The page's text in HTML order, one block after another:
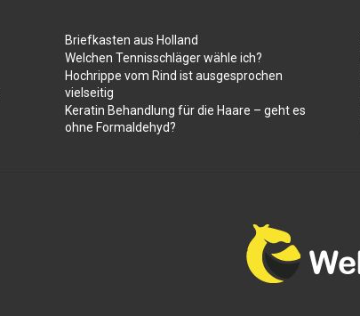
Briefkasten aus Holland
Welchen Tennisschläger wähle ich?
Hochrippe vom Rind ist ausgesprochen
vielseitig
Keratin Behandlung für die Haare – geht es
ohne Formaldehyd?